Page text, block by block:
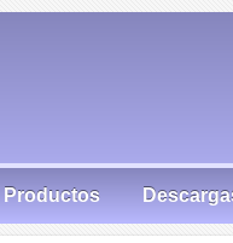
Productos